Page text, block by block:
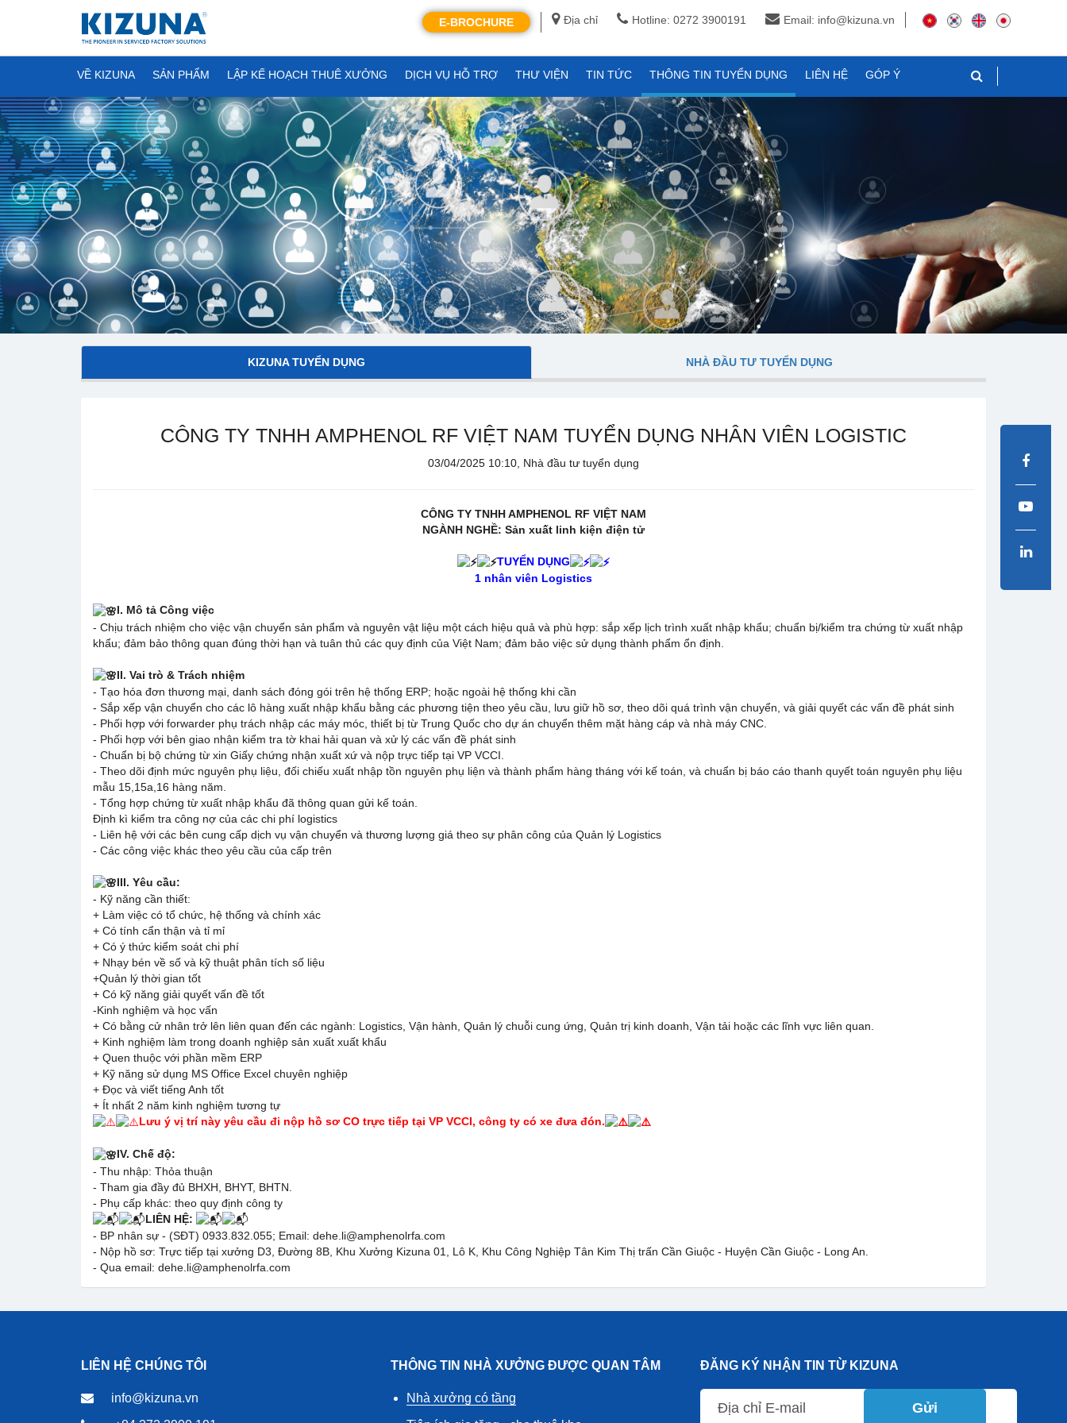
Địa chỉ Hotline: 0272 3900191 Email: info@kizuna.vn
E-BROCHURE
VỀ KIZUNA SẢN PHẨM LẬP KẾ HOẠCH THUÊ XƯỞNG DỊCH VỤ HỖ TRỢ THƯ VIỆN TIN TỨC THÔNG TIN TUYỂN DỤNG LIÊN HỆ GÓP Ý
KIZUNA TUYỂN DỤNG NHÀ ĐẦU TƯ TUYỂN DỤNG
CÔNG TY TNHH AMPHENOL RF VIỆT NAM TUYỂN DỤNG NHÂN VIÊN LOGISTIC
03/04/2025 10:10, Nhà đầu tư tuyển dụng
CÔNG TY TNHH AMPHENOL RF VIỆT NAM
NGÀNH NGHỀ: Sản xuất linh kiện điện tử
TUYỂN DỤNG
1 nhân viên Logistics
I. Mô tả Công việc
- Chịu trách nhiệm cho việc vận chuyển sản phẩm và nguyên vật liệu một cách hiệu quả và phù hợp: sắp xếp lịch trình xuất nhập khẩu; chuẩn bị/kiểm tra chứng từ xuất nhập
khẩu; đảm bảo thông quan đúng thời hạn và tuân thủ các quy định của Việt Nam; đảm bảo việc sử dụng thành phẩm ổn định.
II. Vai trò & Trách nhiệm
- Tạo hóa đơn thương mại, danh sách đóng gói trên hệ thống ERP; hoặc ngoài hệ thống khi cần
- Sắp xếp vận chuyển cho các lô hàng xuất nhập khẩu bằng các phương tiện theo yêu cầu, lưu giữ hồ sơ, theo dõi quá trình vận chuyển, và giải quyết các vấn đề phát sinh
- Phối hợp với forwarder phụ trách nhập các máy móc, thiết bị từ Trung Quốc cho dự án chuyển thêm mặt hàng cáp và nhà máy CNC.
- Phối hợp với bên giao nhận kiểm tra tờ khai hải quan và xử lý các vấn đề phát sinh
- Chuẩn bị bộ chứng từ xin Giấy chứng nhận xuất xứ và nộp trực tiếp tại VP VCCI.
- Theo dõi định mức nguyên phụ liệu, đối chiếu xuất nhập tồn nguyên phụ liện và thành phẩm hàng tháng với kế toán, và chuẩn bị báo cáo thanh quyết toán nguyên phụ liệu
mẫu 15,15a,16 hàng năm.
- Tổng hợp chứng từ xuất nhập khẩu đã thông quan gửi kế toán.
Định kì kiểm tra công nợ của các chi phí logistics
- Liên hệ với các bên cung cấp dịch vụ vận chuyển và thương lượng giá theo sự phân công của Quản lý Logistics
- Các công việc khác theo yêu cầu của cấp trên
III. Yêu cầu:
- Kỹ năng cần thiết:
+ Làm việc có tổ chức, hệ thống và chính xác
+ Có tính cẩn thận và tỉ mỉ
+ Có ý thức kiểm soát chi phí
+ Nhạy bén về số và kỹ thuật phân tích số liệu
+Quản lý thời gian tốt
+ Có kỹ năng giải quyết vấn đề tốt
-Kinh nghiệm và học vấn
+ Có bằng cử nhân trở lên liên quan đến các ngành: Logistics, Vận hành, Quản lý chuỗi cung ứng, Quản trị kinh doanh, Vận tải hoặc các lĩnh vực liên quan.
+ Kinh nghiệm làm trong doanh nghiệp sản xuất xuất khẩu
+ Quen thuộc với phần mềm ERP
+ Kỹ năng sử dụng MS Office Excel chuyên nghiệp
+ Đọc và viết tiếng Anh tốt
+ Ít nhất 2 năm kinh nghiệm tương tự
Lưu ý vị trí này yêu cầu đi nộp hồ sơ CO trực tiếp tại VP VCCI, công ty có xe đưa đón.
IV. Chế độ:
- Thu nhập: Thỏa thuận
- Tham gia đầy đủ BHXH, BHYT, BHTN.
- Phụ cấp khác: theo quy định công ty
LIÊN HỆ:
- BP nhân sự - (SĐT) 0933.832.055; Email: dehe.li@amphenolrfa.com
- Nộp hồ sơ: Trực tiếp tại xưởng D3, Đường 8B, Khu Xưởng Kizuna 01, Lô K, Khu Công Nghiệp Tân Kim Thị trấn Cần Giuộc - Huyện Cần Giuộc - Long An.
- Qua email: dehe.li@amphenolrfa.com
LIÊN HỆ CHÚNG TÔI
info@kizuna.vn
THÔNG TIN NHÀ XƯỞNG ĐƯỢC QUAN TÂM
Nhà xưởng có tầng
ĐĂNG KÝ NHẬN TIN TỪ KIZUNA
Gửi